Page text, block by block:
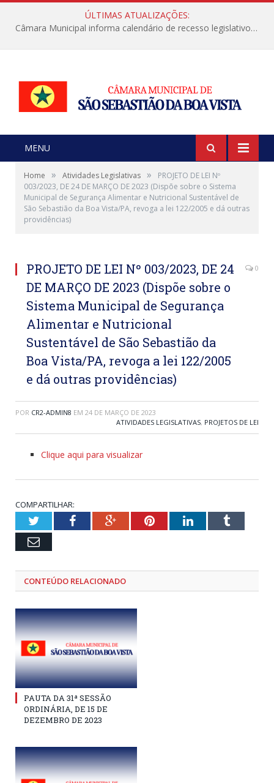
ÚLTIMAS ATUALIZAÇÕES:
Câmara Municipal informa calendário de recesso legislativo de julho
MENU
Home » Atividades Legislativas »
PROJETO DE LEI Nº
003/2023, DE 24 DE MARÇO DE 2023 (Dispõe sobre o Sistema
Municipal de Segurança Alimentar e Nutricional Sustentável de
São Sebastião da Boa Vista/PA, revoga a lei 122/2005 e dá outras
providências)
PROJETO DE LEI Nº 003/2023, DE 24
DE MARÇO DE 2023 (Dispõe sobre o
Sistema Municipal de Segurança
Alimentar e Nutricional
Sustentável de São Sebastião da
Boa Vista/PA, revoga a lei 122/2005
e dá outras providências)
0
POR CR2-ADMIN8 EM 24 DE MARÇO DE 2023
ATIVIDADES LEGISLATIVAS, PROJETOS DE LEI
Clique aqui para visualizar
COMPARTILHAR:
TwitterFacebookGoogle+PinterestLinkedInTumblr
Email
CONTEÚDO RELACIONADO
PAUTA DA 31ª SESSÃO
ORDINÁRIA, DE 15 DE
DEZEMBRO DE 2023